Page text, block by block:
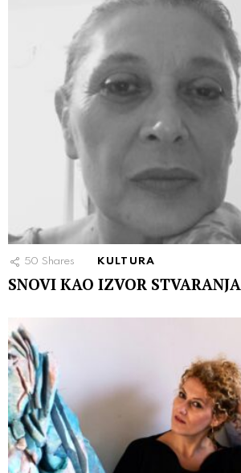
50 Shares KULTURA
SNOVI KAO IZVOR STVARANJA